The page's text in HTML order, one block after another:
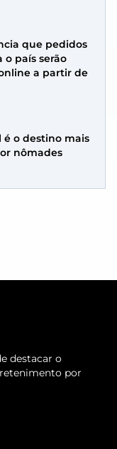
que pedidos
o país serão
a partir de
é o destino mais
nômades
destacar o
por